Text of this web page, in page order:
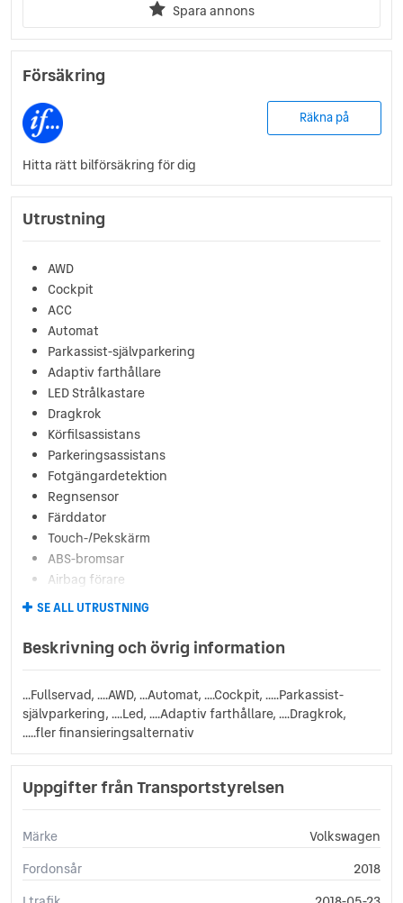
Spara annons
Försäkring
Räkna på
Hitta rätt bilförsäkring för dig
Utrustning
AWD
Cockpit
ACC
Automat
Parkassist-självparkering
Adaptiv farthållare
LED Strålkastare
Dragkrok
Körfilsassistans
Parkeringsassistans
Fotgängardetektion
Regnsensor
Färddator
Touch-/Pekskärm
ABS-bromsar
Airbag förare
Airbag passagerare fram
Autobroms
Avbländande innerbackspegel
Backstartshjälp
Barnlås
Bluetooth (handsfree)
Broms-assistans
Centrallås (fjärrstyrt)
Delbart baksäte
Digitalt mätarhus
Elhissar (fram och bak)
SE ALL UTRUSTNING
Beskrivning och övrig information
...Fullservad, ....AWD, ...Automat, ....Cockpit, .....Parkassist-
självparkering, ....Led, ....Adaptiv farthållare, ....Dragkrok,
.....fler finansieringsalternativ
Uppgifter från Transportstyrelsen
Märke
Volkswagen
Fordonsår
2018